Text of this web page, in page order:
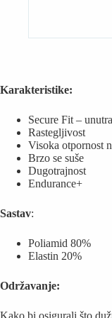
Karakteristike:
Secure Fit –
Rastegljivost
Visoka otpornost
Brzo se suše
Dugotrajnost
Endurance+
Sastav:
Poliamid 80%
Elastin 20%
Održavanje:
Kako bi osigurali što